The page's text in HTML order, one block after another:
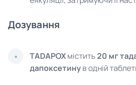
Дозування
TADAPOXмістить20 мг
дапоксетинув одній